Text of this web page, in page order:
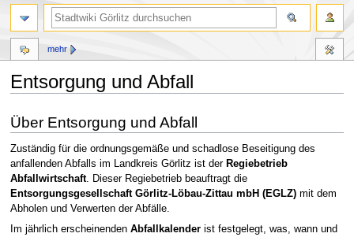
Entsorgung und Abfall
Zur
Navigation
springen
Zur
Suche
springen
Über Entsorgung und Abfall
Zuständig für die ordnungsgemäße und schadlose Beseitigung des
anfallenden Abfalls im Landkreis Görlitz ist der Regiebetrieb
Abfallwirtschaft. Dieser Regiebetrieb beauftragt die
Entsorgungsgesellschaft Görlitz-Löbau-Zittau mbH (EGLZ)mit dem
Abholen und Verwerten der Abfälle.
Im jährlich erscheinenden Abfallkalenderist festgelegt, was, wann und
mehr